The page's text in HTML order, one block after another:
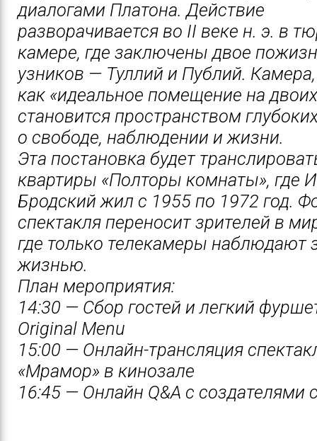
диалогами Платона. Действие
разворачивается во II веке н. э. в
камере, где заключены двое
узников — Туллий и Публий.
как «идеальное помещение на
становится пространством
о свободе, наблюдении и жизни.
Эта постановка будет
квартиры «Полторы комнаты», где
Бродский жил с 1955 по 1972 год.
спектакля переносит зрителей в
где только телекамеры наблюдают
жизнью.
План мероприятия:
14:30 — Сбор гостей и легкий
Original Menu
15:00 — Онлайн-трансляция
«Мрамор» в кинозале
16:45 — Онлайн Q&A с создателями